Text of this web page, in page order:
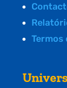
Termos